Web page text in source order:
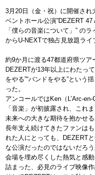
3月20日（金・祝）に開催さ
ベントホール公演”DEZERT 47
「僕らの音楽について」” の
からU-NEXTで独占見放題ライ
約9か月に渡る47都道府県ツア
DEZERTが13年以上にわたっ
をやる”“バンドをやる”という
った。
アンコールではKen（L’Arc-
「音楽」が初披露され、これ
未来への大きな期待を抱かせ
長年支え続けてきたファンは
れた人にとっても、DEZERT
な公演だったのではないだろう
会場を埋め尽くした熱気と感
詰まった、必見のライブ映像作